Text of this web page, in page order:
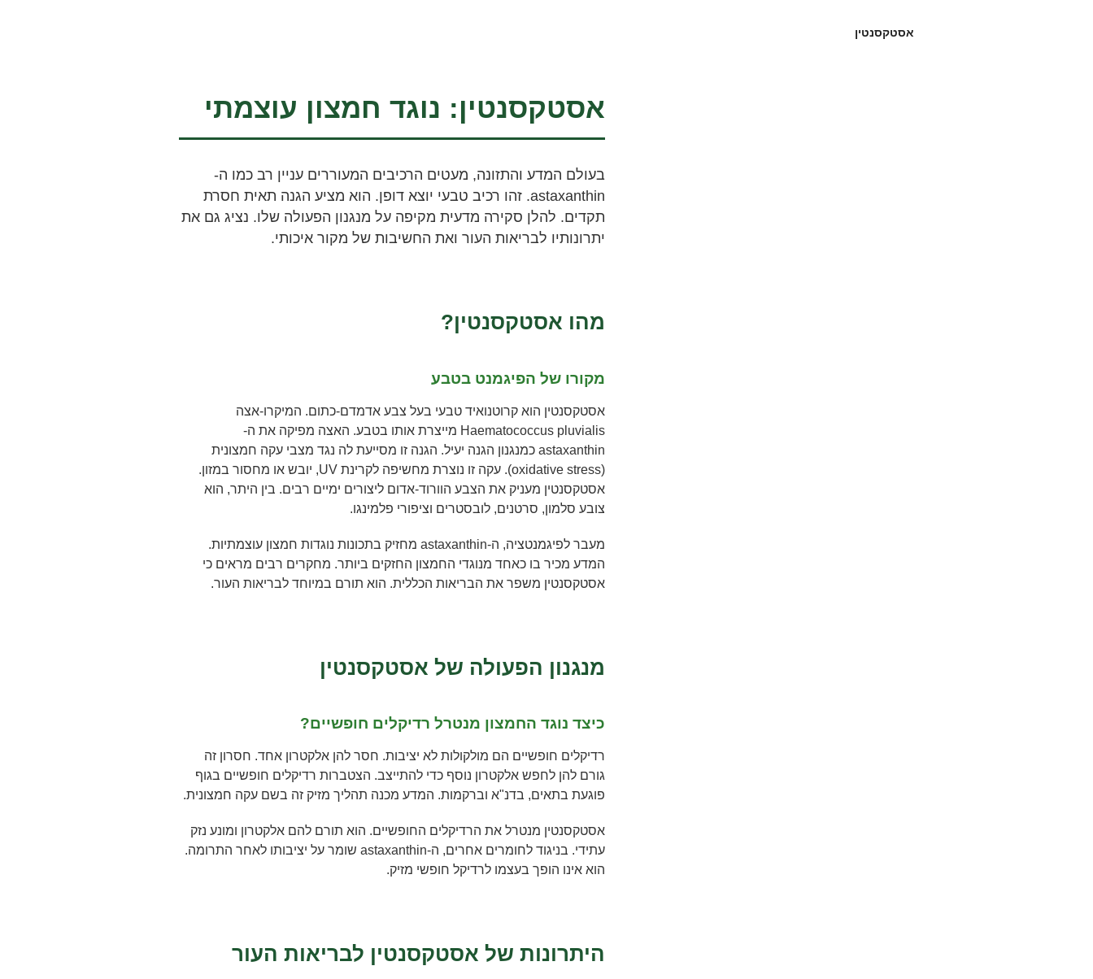
אסטקסנטין
אסטקסנטין: נוגד חמצון עוצמתי
בעולם המדע והתזונה, מעטים הרכיבים המעוררים עניין רב כמו ה-
astaxanthin. זהו רכיב טבעי יוצא דופן. הוא מציע הגנה תאית חסרת
תקדים. להלן סקירה מדעית מקיפה על מנגנון הפעולה שלו. נציג גם את
יתרונותיו לבריאות העור ואת החשיבות של מקור איכותי.
מהו אסטקסנטין?
מקורו של הפיגמנט בטבע
אסטקסנטין הוא קרוטנואיד טבעי בעל צבע אדמדם-כתום. המיקרו-אצה
Haematococcus pluvialis מייצרת אותו בטבע. האצה מפיקה את ה-
astaxanthin כמנגנון הגנה יעיל. הגנה זו מסייעת לה נגד מצבי עקה חמצונית
(oxidative stress). עקה זו נוצרת מחשיפה לקרינת UV, יובש או מחסור במזון.
אסטקסנטין מעניק את הצבע הוורוד-אדום ליצורים ימיים רבים. בין היתר, הוא
צובע סלמון, סרטנים, לובסטרים וציפורי פלמינגו.
מעבר לפיגמנטציה, ה-astaxanthin מחזיק בתכונות נוגדות חמצון עוצמתיות.
המדע מכיר בו כאחד מנוגדי החמצון החזקים ביותר. מחקרים רבים מראים כי
אסטקסנטין משפר את הבריאות הכללית. הוא תורם במיוחד לבריאות העור.
מנגנון הפעולה של אסטקסנטין
כיצד נוגד החמצון מנטרל רדיקלים חופשיים?
רדיקלים חופשיים הם מולקולות לא יציבות. חסר להן אלקטרון אחד. חסרון זה
גורם להן לחפש אלקטרון נוסף כדי להתייצב. הצטברות רדיקלים חופשיים בגוף
פוגעת בתאים, בדנ"א וברקמות. המדע מכנה תהליך מזיק זה בשם עקה חמצונית.
אסטקסנטין מנטרל את הרדיקלים החופשיים. הוא תורם להם אלקטרון ומונע נזק
עתידי. בניגוד לחומרים אחרים, ה-astaxanthin שומר על יציבותו לאחר התרומה.
הוא אינו הופך בעצמו לרדיקל חופשי מזיק.
היתרונות של אסטקסנטין לבריאות העור